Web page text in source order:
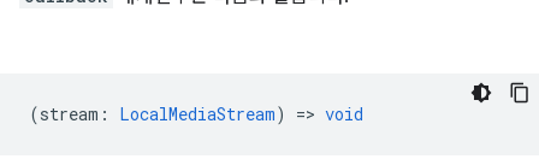
(stream : LocalMediaStream) => void